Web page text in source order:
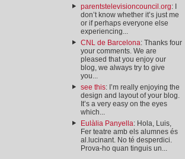
parentstelevisioncouncil.org: I
don’t know whether it’s just me
or if perhaps everyone else
experiencing...
CNL de Barcelona: Thanks four
your comments. We are
pleased that you enjoy our
blog, we always try to give
you...
see this: I’m really enjoying the
design and layout of your blog.
It’s a very easy on the eyes
which...
Eulàlia Panyella: Hola, Luis,
Fer teatre amb els alumnes és
al.lucinant. No té desperdici.
Prova-ho quan tinguis un...